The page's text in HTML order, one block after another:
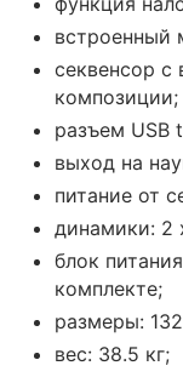
встроенный
секвенсор
композиции;
разъем USB
выход на
питание от
динамики: 2
блок
комплекте;
размеры:
вес: 38.5 кг;